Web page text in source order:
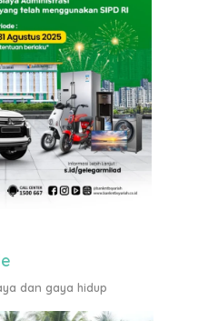
dan gaya hidup